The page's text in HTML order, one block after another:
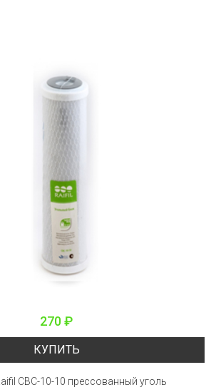
270 ₽
КУПИТЬ
CBC-10-10 прессованный уголь